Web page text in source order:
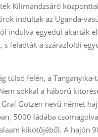
Kilimandzsáró
indultak az Uganda-
indulva egyedül akarták
s feladták a szárazföldi
túlsó felén, a
sokkal a háború
Götzen nevű német
5000 ládába
kikötőjéből. A hajón